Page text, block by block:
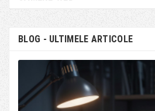
BLOG - ULTIMELE ARTICOLE